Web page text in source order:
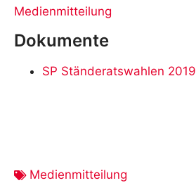
Medienmitteilung
Dokumente
SP Ständeratswahlen 2019
Medienmitteilung